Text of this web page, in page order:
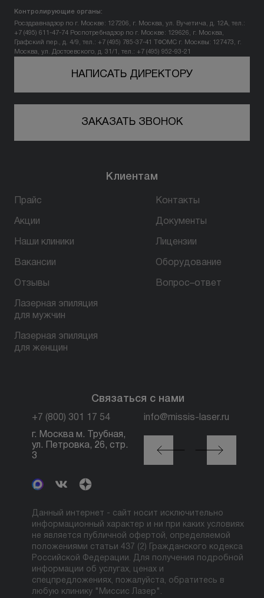
Контролирующие органы:
Росздравнадзор по г. Москве: 127206, г. Москва, ул. Вучетича, д. 12А, тел.:
+7 (495) 611-47-74 Роспотребнадзор по г. Москве: 129626, г. Москва,
Графский пер., д. 4/9, тел.: +7 (495) 785-37-41
ТФОМС г. Москвы: 127473, г.
Москва, ул. Достоевского, д. 31/1, тел.: +7 (495) 952-93-21
НАПИСАТЬ ДИРЕКТОРУ
ЗАКАЗАТЬ ЗВОНОК
Клиентам
Прайс
Акции
Наши клиники
Вакансии
Отзывы
Лазерная эпиляция
для мужчин
Лазерная эпиляция
для женщин
Контакты
Документы
Лицензии
Оборудование
Вопрос–ответ
Связаться с нами
+7 (800) 301 17 54 info@missis-laser.ru
г. Москва м. Трубная,
ул. Петровка, 26, стр.
3
г. Москва м./МЦК
Автозаводская, ул.
Сайкина, 19
Данный интернет - сайт носит исключительно
информационный характер и ни при каких условиях
не является публичной офертой, определяемой
положениями статьи 437 (2) Гражданского кодекса
Российской Федерации. Для получения подробной
информации об услугах, ценах и
спецпредложениях, пожалуйста, обратитесь в
любую клинику "Миссис Лазер".